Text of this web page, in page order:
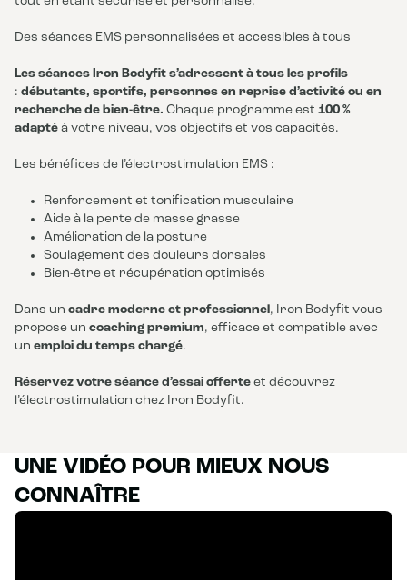
Des séances EMS personnalisées et accessibles à tous
Les séances Iron Bodyfit s’adressent à tous les profils
: débutants, sportifs, personnes en reprise d’activité ou en
recherche de bien-être. Chaque programme est 100 %
adapté à votre niveau, vos objectifs et vos capacités.
Les bénéfices de l’électrostimulation EMS :
Renforcement et tonification musculaire
Aide à la perte de masse grasse
Amélioration de la posture
Soulagement des douleurs dorsales
Bien-être et récupération optimisés
Dans un cadre moderne et professionnel , Iron Bodyfit vous
propose un coaching premium, efficace et compatible avec
un emploi du temps chargé.
Réservez votre séance d’essai offerte et découvrez
l’électrostimulation chez Iron Bodyfit.
UNE VIDÉO POUR MIEUX NOUS
CONNAÎTRE